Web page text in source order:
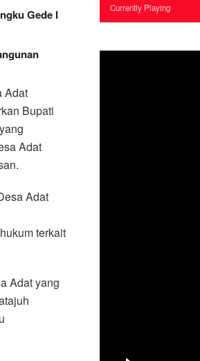
Gede I
Adat
Bupati
Adat
Adat
terkait
Adat yang
Currently Playing